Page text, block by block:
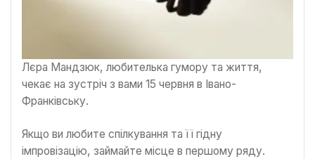
Лєра Мандзюк, любителька гумору та життя,
чекає на зустріч з вами 15 червня в Івано-
Франківську.
Якщо ви любите спілкування та її гідну
імпровізацію, займайте місце в першому ряду.